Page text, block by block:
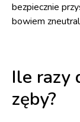
bezpiecznie
bowiem
Ile razy
zęby?